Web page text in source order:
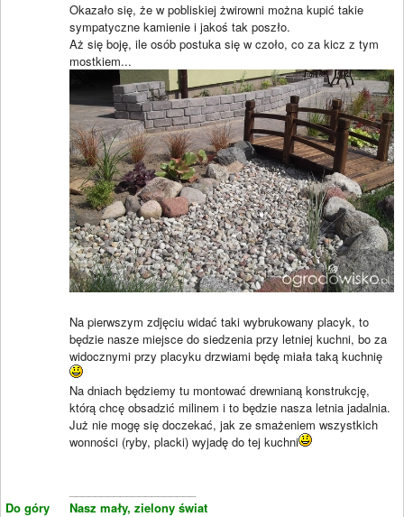
Do góry
Okazało się, że w pobliskiej żwirowni można kupić takie
sympatyczne kamienie i jakoś tak poszło.
Aż się boję, ile osób postuka się w czoło, co za kicz z tym
mostkiem...
Na pierwszym zdjęciu widać taki wybrukowany placyk, to
będzie nasze miejsce do siedzenia przy letniej kuchni, bo za
widocznymi przy placyku drzwiami będę miała taką kuchnię
Na dniach będziemy tu montować drewnianą konstrukcję,
którą chcę obsadzić milinem i to będzie nasza letnia jadalnia.
Już nie mogę się doczekać, jak ze smażeniem wszystkich
wonności (ryby, placki) wyjadę do tej kuchni
Nasz mały, zielony świat